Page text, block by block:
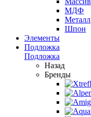
МДФ
Металл
Шпон
Элементы
Подложка
Подложка
Назад
Бренды